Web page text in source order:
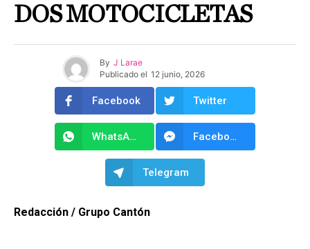
DOS MOTOCICLETAS
By J Larae
Publicado el 12 junio, 2026
Facebook Twitter
WhatsApp Facebook Messenger
Telegram
Redacción / Grupo Cantón